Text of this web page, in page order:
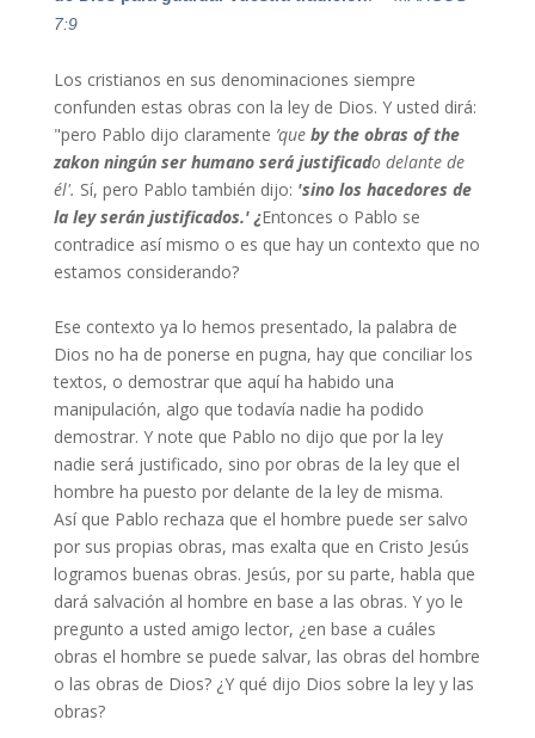
7:9
Los cristianos en sus denominaciones siempre
confunden estas obras con la ley de Dios. Y usted dirá:
"pero Pablo dijo claramente ’que bythe obras ofthe
zakon ningún ser humano será justificado delante de
él'. Sí, pero Pablo también dijo: 'sino los hacedores de
la ley serán justificados.' ¿Entonces o Pablo se
contradice así mismo o es que hay un contexto que no
estamos considerando?
Ese contexto ya lo hemos presentado, la palabra de
Dios no ha de ponerse en pugna, hay que conciliar los
textos, o demostrar que aquí ha habido una
manipulación, algo que todavía nadie ha podido
demostrar. Y note que Pablo no dijo que por la ley
nadie será justificado, sino por obras de la ley que el
hombre ha puesto por delante de la ley de misma.
Así que Pablo rechaza que el hombre puede ser salvo
por sus propias obras, mas exalta que en Cristo Jesús
logramos buenas obras. Jesús, por su parte, habla que
dará salvación al hombre en base a las obras. Y yo le
pregunto a usted amigo lector, ¿en base a cuáles
obras el hombre se puede salvar, las obras del hombre
o las obras de Dios? ¿Y qué dijo Dios sobre la ley y las
obras?